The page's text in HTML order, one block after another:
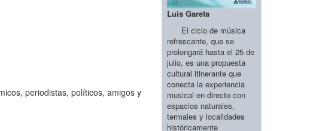
periodistas, políticos, amigos y
Luis Gareta
El ciclo de música
refrescante, que se
prolongará hasta el 25 de
julio, es una propuesta
cultural itinerante que
conecta la experiencia
musical en directo con
espacios naturales,
termales y localidades
históricamente